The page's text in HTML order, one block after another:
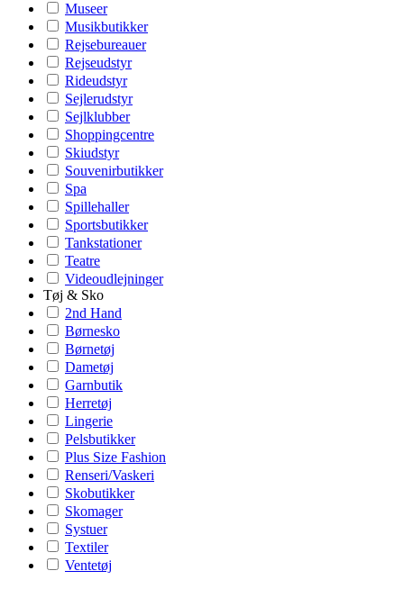
Museer
Musikbutikker
Rejsebureauer
Rejseudstyr
Rideudstyr
Sejlerudstyr
Sejlklubber
Shoppingcentre
Skiudstyr
Souvenirbutikker
Spa
Spillehaller
Sportsbutikker
Tankstationer
Teatre
Videoudlejninger
Tøj & Sko
2nd Hand
Børnesko
Børnetøj
Dametøj
Garnbutik
Herretøj
Lingerie
Pelsbutikker
Plus Size Fashion
Renseri/Vaskeri
Skobutikker
Skomager
Systuer
Textiler
Ventetøj